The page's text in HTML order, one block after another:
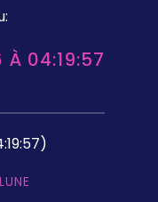
À 04:19:57